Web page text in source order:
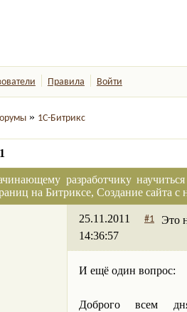
Правила Войти
» 1С-Битрикс
1
разработчику научиться
на Битриксе, Создание сайта с
Это
#1
25.11.2011
14:36:57
И ещё один вопрос:
Доброго всем